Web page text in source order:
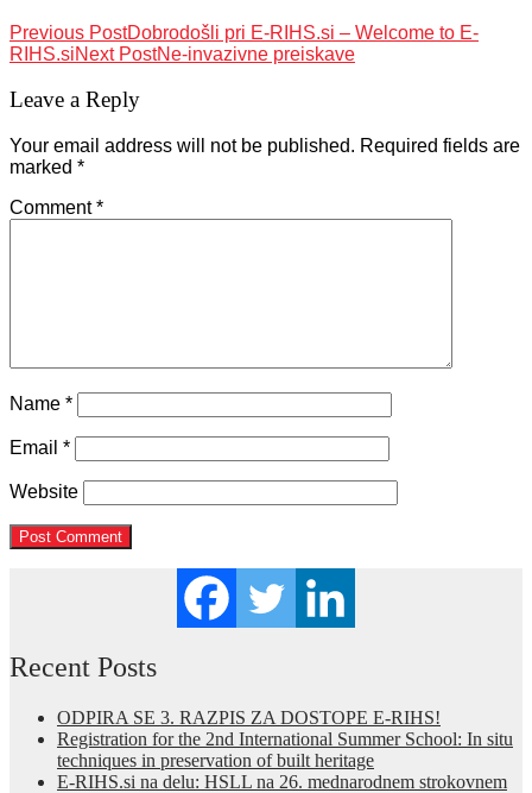
Previous PostDobrodošli pri E-RIHS.si – Welcome to E-
RIHS.siNext PostNe-invazivne preiskave
Leave a Reply
Your email address will not be published. Required fields are
marked *
Comment*
Name *
Email *
Website
Recent Posts
ODPIRA SE 3. RAZPIS ZA DOSTOPE E-RIHS!
Registration for the 2nd International Summer School: In situ
techniques in preservation of built heritage
E-RIHS.si na delu: HSLL na 26. mednarodnem strokovnem